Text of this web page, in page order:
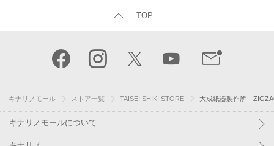
TOP
キナリノモール ストア一覧 TAISEI SHIKI STORE 大成紙器製作所｜
キナリノモールについて